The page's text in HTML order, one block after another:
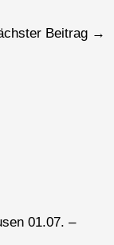
Beitrag →
01.07. –